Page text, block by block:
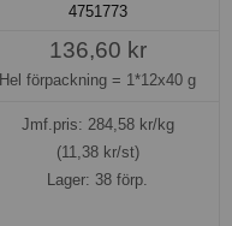
4751773
136,60 kr
Hel förpackning = 1*12x40 g
Jmf.pris: 284,58kr/kg
(11,38 kr/st)
Lager: 38 förp.